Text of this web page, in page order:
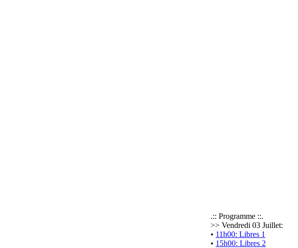
.:: Programme ::.
>> Vendredi 03 Juillet:
• 11h00: Libres 1
• 15h00: Libres 2